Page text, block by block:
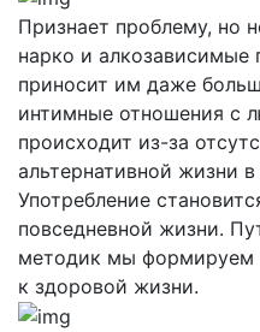
Признает проблему, но
нарко и алкозависимые
приносит им даже
интимные отношения с
происходит из-за
альтернативной жизни
Употребление
повседневной жизни.
методик мы формируем
к здоровой жизни.